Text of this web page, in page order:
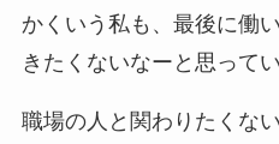
かくいう私も、最後に働
きたくないなーと思ってい
職場の人と関わりたくな